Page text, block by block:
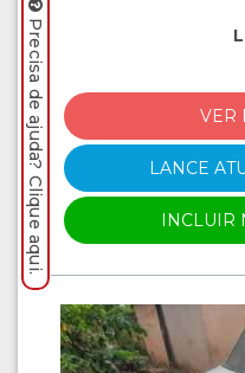
VER
LANCE
INCLUIR
Precisa de ajuda? Clique aqui.